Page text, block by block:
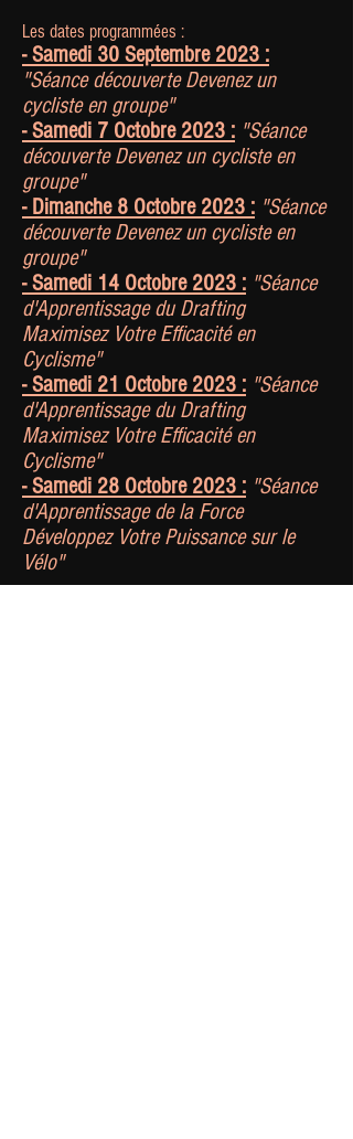
Les dates programmées :
- Samedi 30 Septembre 2023 :
"Séance découverte Devenez un
cycliste en groupe"
- Samedi 7 Octobre 2023 : "Séance
découverte Devenez un cycliste en
groupe"
- Dimanche 8 Octobre 2023 : "Séance
découverte Devenez un cycliste en
groupe"
- Samedi 14 Octobre 2023 : "Séance
d'Apprentissage du Drafting
Maximisez Votre Efficacité en
Cyclisme"
- Samedi 21 Octobre 2023 : "Séance
d'Apprentissage du Drafting
Maximisez Votre Efficacité en
Cyclisme"
- Samedi 28 Octobre 2023 : "Séance
d'Apprentissage de la Force
Développez Votre Puissance sur le
Vélo"